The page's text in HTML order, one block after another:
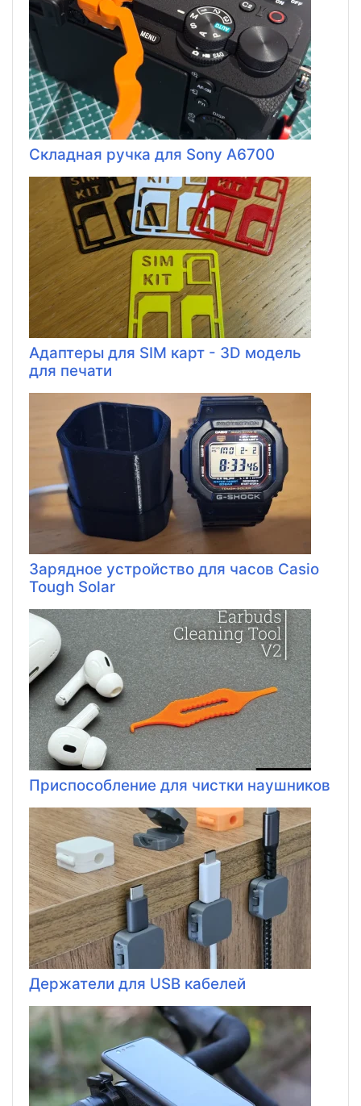
Складная ручка для Sony A6700
Адаптеры для SIM карт - 3D модель
для печати
Зарядное устройство для часов Casio
Tough Solar
Приспособление для чистки наушников
Держатели для USB кабелей